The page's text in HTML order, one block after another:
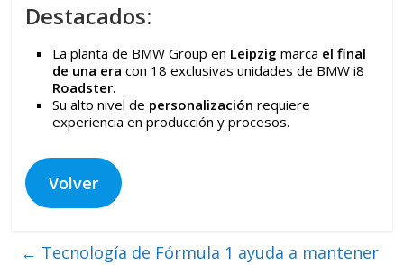
Destacados:
La planta de BMW Group en Leipzig marca el final
de una era con 18 exclusivas unidades de BMW i8
Roadster.
Su alto nivel de personalizaciónrequiere
experiencia en producción y procesos.
Volver
← Tecnología de Fórmula 1 ayuda a mantener